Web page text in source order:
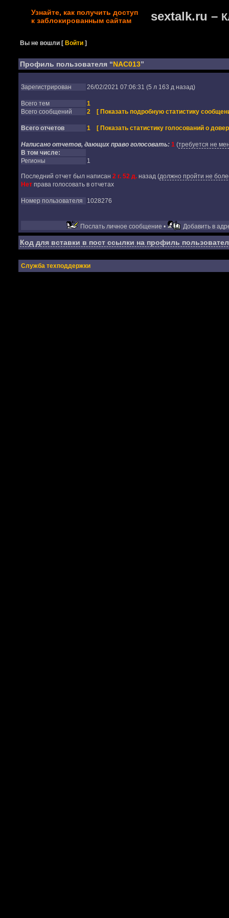
Узнайте, как получить доступ
к заблокированным сайтам
sextalk.ru –
Вы не вошли [Войти ]
Профиль пользователя “NAC013”
Зарегистрирован 26/02/2021 07:06:31 (5 л 163 д назад)
Всего тем
1
Всего сообщений
2 [ Показать подробную статистику
Всего отчетов 1 [ Показать статистику голосований о
Написано отчетов, дающих право голосовать: 1(требуется не
В том числе:
Регионы
1
Последний отчет был написан 2 г. 52 д.назад(должно пройти не
Нетправа голосовать в отчетах
Номер пользователя 1028276
Послать личное сообщение • Добавить в
Код для вставки в пост ссылки на профиль
Служба техподдержки